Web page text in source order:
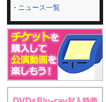
ニュース一覧